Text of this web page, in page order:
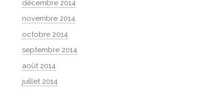
décembre 2014
novembre 2014
octobre 2014
septembre 2014
août 2014
juillet 2014